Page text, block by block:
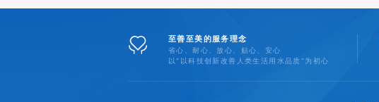
至善至美的服务理念
省心、耐心、放心、贴心、安心
以“以科技创新改善人类生活用水品质”为初心